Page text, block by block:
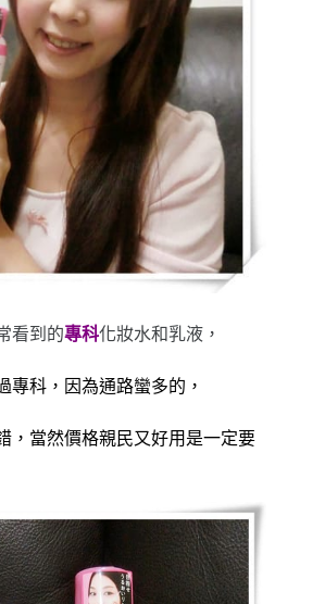
看到的專科化妝水和乳液，
專科，因為通路蠻多的，
，當然價格親民又好用是一定要